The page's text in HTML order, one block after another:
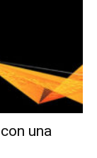
una